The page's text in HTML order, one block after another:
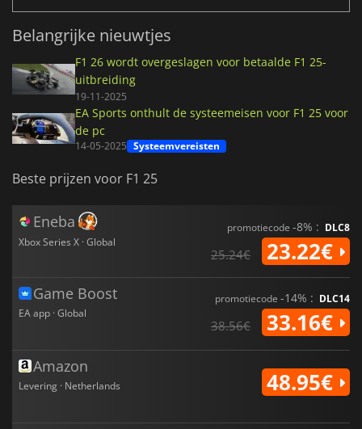
Belangrijke nieuwtjes
F1 26 wordt overgeslagen voor betaalde F1 25-
uitbreiding
19-11-2025
EA Sports onthult de systeemeisen voor F1 25 voor
de pc
14-05-2025 Systeemvereisten
Beste prijzen voor F1 25
Eneba
Xbox Series X · Global
promotiecode -8% : DLC8
25.24€ 23.22€
Game Boost
EA app · Global
promotiecode -14% : DLC14
38.56€ 33.16€
Amazon
Levering · Netherlands 48.95€